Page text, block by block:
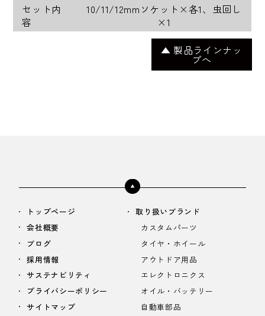
セット内
容
10/11/12mmソケット×各1、虫回し
×1
▲ 製品ラインナッ
プへ
トップページ
会社概要
ブログ
採用情報
サステナビリティ
プライバシーポリシー
サイトマップ
取り扱いブランド
カスタムパーツ
タイヤ・ホイール
アウトドア用品
エレクトロニクス
オイル・バッテリー
自動車部品